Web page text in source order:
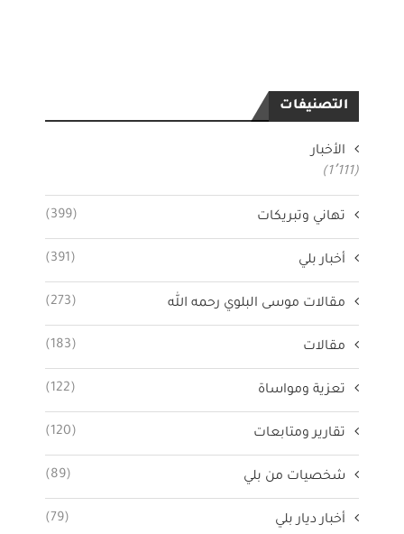
التصنيفات
الأخبار
(1٬111)
تهاني وتبريكات (399)
أخبار بلي (391)
مقالات موسى البلوي رحمه الله (273)
مقالات (183)
تعزية ومواساة (122)
تقارير ومتابعات (120)
شخصيات من بلي (89)
أخبار ديار بلي (79)